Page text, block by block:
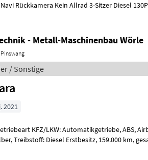
Rückkamera Kein Allrad 3-Sitzer Diesel
- Metall-Maschinenbau Wörle
/ Sonstige
2021
KFZ/LKW: Automatikgetriebe, ABS,
Diesel Erstbesitz, 159.000 km, gesamter